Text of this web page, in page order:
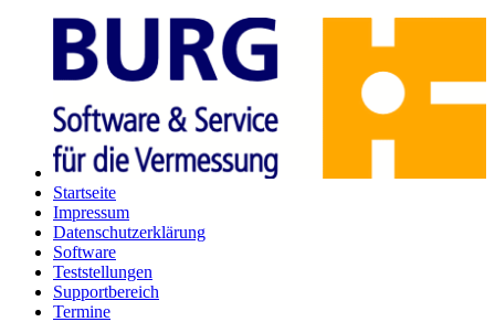
Startseite
Impressum
Datenschutz­erklärung
Software
Teststellungen
Supportbereich
Termine